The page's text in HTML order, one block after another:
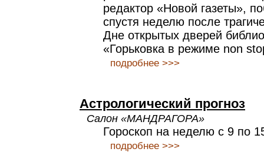
редактор «Новой газеты»,
спустя неделю после
Дне открытых дверей
«Горьковка в режиме non
подробнее >>>
Астрологический прогноз
Салон «МАНДРАГОРА»
Гороскоп на неделю с 9 по
подробнее >>>